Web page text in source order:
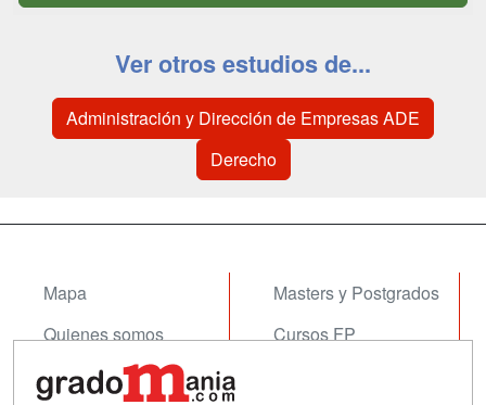
Ver otros estudios de...
Administración y Dirección de Empresas ADE
Derecho
Mapa
Quienes somos
Tarifas publicidad
Masters y Postgrados
Cursos FP